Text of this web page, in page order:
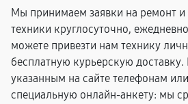
Мы принимаем заявки на ремонт
техники круглосуточно,
можете привезти нам технику
бесплатную курьерскую доставку.
указанным на сайте телефонам
специальную онлайн-анкету: мы